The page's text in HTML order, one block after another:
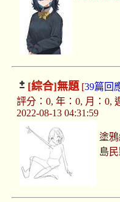
[綜合]無題[39篇回
評分：0, 年：0, 月：0,
2022-08-13 04:31:59
塗
島